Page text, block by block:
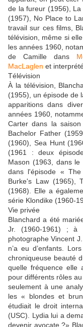
de la fureur (1956),
(1957), No Place to
travail sur ces films,
télévision, même si
les années 1960,
de Camille dans
MacLaglen et
Télévision
À la télévision,
(1955), un épisode de
apparitions dans
années 1960,
Carter dans la
Bachelor Father
(1960), Sea Hunt
(1961 : deux
Mason (1963, dans le
dans l'épisode «
Burke's Law (1965),
(1968). Elle a
série Klondike (1960-
Vie privée
Blanchard a été
Jr. (1960-1961) ; à
photographe Vincent
n’a eu d’enfants.
chroniqueuse beauté
quelle fréquence elle
pour différents rôles
seulement à une
les « blondes et
étudiait le droit
(USC). Lydia lui a
devenir avocate ?»